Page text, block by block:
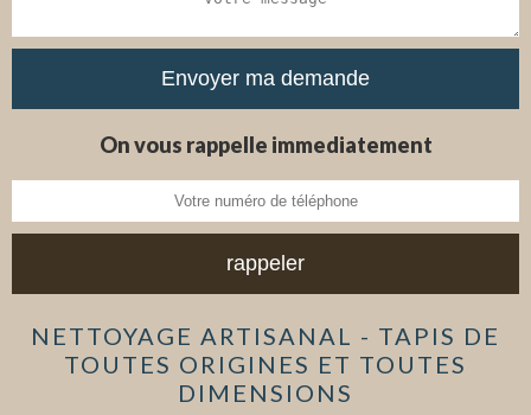
On vous rappelle immediatement
NETTOYAGE ARTISANAL - TAPIS DE
TOUTES ORIGINES ET TOUTES
DIMENSIONS